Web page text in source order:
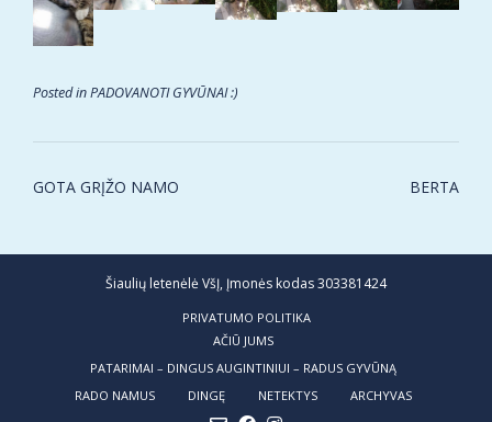
Posted inPADOVANOTI GYVŪNAI :)
Post
GOTA GRĮŽO NAMO BERTA
Šiaulių letenėlė VšĮ, Įmonės kodas 303381424
PRIVATUMO POLITIKA
AČIŪ JUMS
PATARIMAI – DINGUS AUGINTINIUI – RADUS GYVŪNĄ
RADO NAMUS
DINGĘ NETEKTYS ARCHYVAS